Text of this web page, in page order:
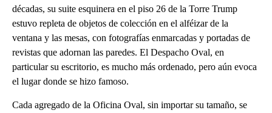
décadas, su suite esquinera en el piso 26 de la Torre Trump
estuvo repleta de objetos de colección en el alféizar de la
ventana y las mesas, con fotografías enmarcadas y portadas de
revistas que adornan las paredes. El Despacho Oval, en
particular su escritorio, es mucho más ordenado, pero aún evoca
el lugar donde se hizo famoso.
Cada agregado de la Oficina Oval, sin importar su tamaño, se